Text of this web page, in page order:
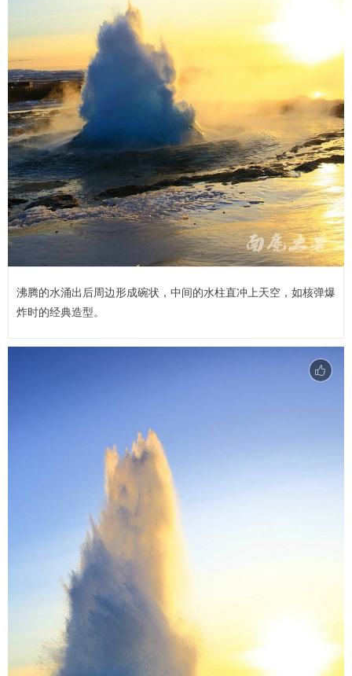
沸腾的水涌出后周边形成碗状，中间的水柱直冲上天空，如核弹爆
炸时的经典造型。